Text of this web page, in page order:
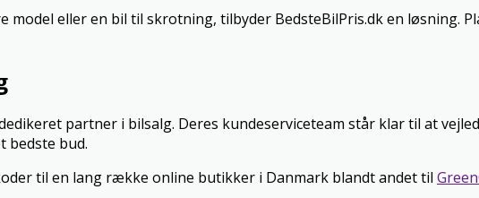
model eller en bil til skrotning, tilbyder BedsteBilPris.dk en løsning.
partner i bilsalg. Deres kundeserviceteam står klar til at
bedste bud.
til en lang række online butikker i Danmark blandt andet til